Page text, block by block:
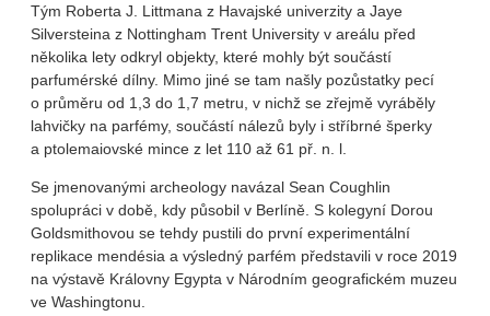
Tým Roberta J. Littmana z Havajské univerzity a Jaye
Silversteina z Nottingham Trent University v areálu před
několika lety odkryl objekty, které mohly být součástí
parfumérské dílny. Mimo jiné se tam našly pozůstatky pecí
o průměru od 1,3 do 1,7 metru, v nichž se zřejmě vyráběly
lahvičky na parfémy, součástí nálezů byly i stříbrné šperky
a ptolemaiovské mince z let 110 až 61 př. n. l.
Se jmenovanými archeology navázal Sean Coughlin
spolupráci v době, kdy působil v Berlíně. S kolegyní Dorou
Goldsmithovou se tehdy pustili do první experimentální
replikace mendésia a výsledný parfém představili v roce 2019
na výstavě Královny Egypta v Národním geografickém muzeu
ve Washingtonu.